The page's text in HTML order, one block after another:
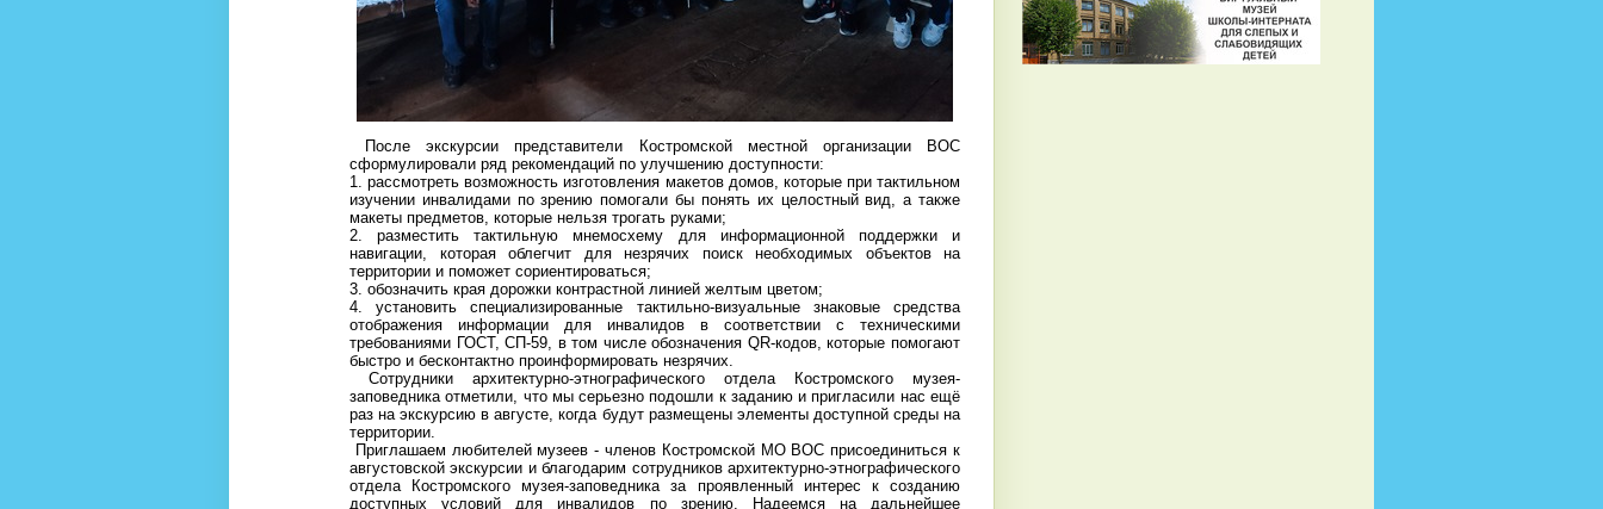
После экскурсии представители Костромской местной организации ВОС
сформулировали ряд рекомендаций по улучшению доступности:
1. рассмотреть возможность изготовления макетов домов, которые при тактильном
изучении инвалидами по зрению помогали бы понять их целостный вид, а также
макеты предметов, которые нельзя трогать руками;
2. разместить тактильную мнемосхему для информационной поддержки и
навигации, которая облегчит для незрячих поиск необходимых объектов на
территории и поможет сориентироваться;
3. обозначить края дорожки контрастной линией желтым цветом;
4. установить специализированные тактильно-визуальные знаковые средства
отображения информации для инвалидов в соответствии с техническими
требованиями ГОСТ, СП-59, в том числе обозначения QR-кодов, которые помогают
быстро и бесконтактно проинформировать незрячих.
Сотрудники архитектурно-этнографического отдела Костромского музея-
заповедника отметили, что мы серьезно подошли к заданию и пригласили нас ещё
раз на экскурсию в августе, когда будут размещены элементы доступной среды на
территории.
Приглашаем любителей музеев - членов Костромской МО ВОС присоединиться к
августовской экскурсии и благодарим сотрудников архитектурно-этнографического
отдела Костромского музея-заповедника за проявленный интерес к созданию
доступных условий для инвалидов по зрению. Надеемся на дальнейшее